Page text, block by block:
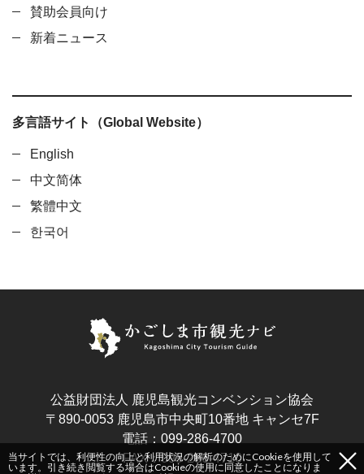
賛助会員向け
新着ニュース
多言語サイト（Global Website）
English
中文简体
繁體中文
한국어
公益財団法人 鹿児島観光コンベンション協会
〒890-0053 鹿児島市中央町10番地 キャンセ7F
電話：099-286-4700
FAX：099-286-4710
当サイトでは、利便性の向上と利用状況の解析のためにCookieを使用して
います。引き続き閲覧する場合はCookieの使用に同意したことになりま